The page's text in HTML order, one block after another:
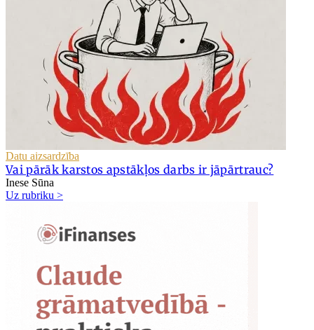
Datu aizsardzība
Vai pārāk karstos apstākļos darbs ir jāpārtrauc?
Inese Sūna
Uz rubriku >